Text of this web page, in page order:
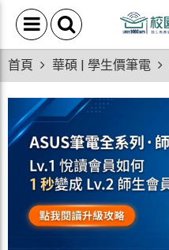
首頁 華碩 | 學生價筆電